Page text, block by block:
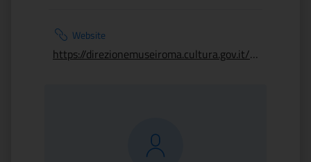
Website
https://direzionemuseiroma.cultura.gov.it/museo-boncompagni-ludovisi/